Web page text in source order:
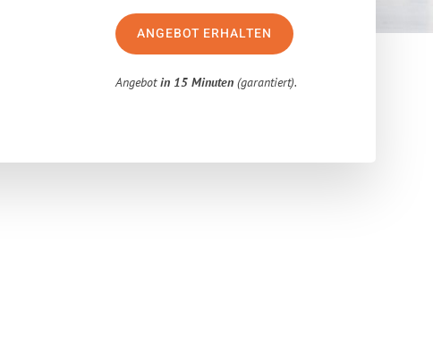
ANGEBOT ERHALTEN
Angebotin 15 Minuten (garantiert).